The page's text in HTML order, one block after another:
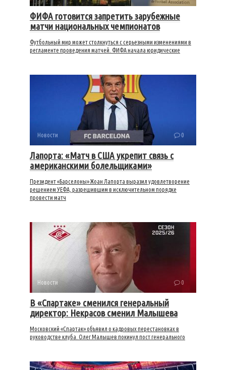
ФИФА готовится запретить зарубежные
матчи национальных чемпионатов
Футбольный мир может столкнуться с серьезными изменениями в
регламенте проведения матчей. ФИФА начала юридические
Новости 0
Лапорта: «Матч в США укрепит связь с
американскими болельщиками»
Президент «Барселоны» Жоан Лапорта выразил удовлетворение
решением УЕФА, разрешившим в исключительном порядке
провести матч
Новости 0
В «Спартаке» сменился генеральный
директор: Некрасов сменил Малышева
Московский «Спартак» объявил о кадровых перестановках в
руководстве клуба. Олег Малышев покинул пост генерального